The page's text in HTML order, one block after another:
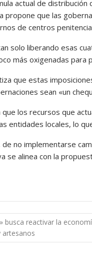
actual de
propone que las
de centros
solo liberando esas
más oxigenadas para
que estas
sean «un
que los recursos que
entidades locales, lo
no implementarse
se alinea con la
busca reactivar la
artesanos